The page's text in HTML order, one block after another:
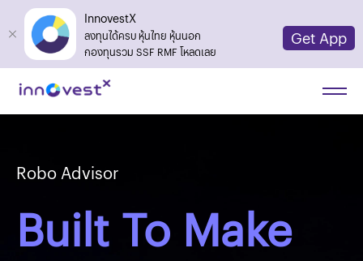
InnovestX
ลงทุนได้ครบ หุ้นไทย หุ้นนอก
กองทุนรวม SSF RMF โหลดเลย
Get App
Robo Advisor
Built To Make